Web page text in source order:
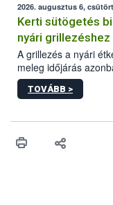
érésű szőlőkben is
védekezésre. Az
felhasználók
engedélyezett.
2026. augusztus 6,
Kerti sütögetés
nyári grillezéshez
A grillezés a nyári
meleg időjárás
gyorsabb
ezért nem csupán a
higiéniai szabályok
biztonsági Hivatal
TOVÁBB >